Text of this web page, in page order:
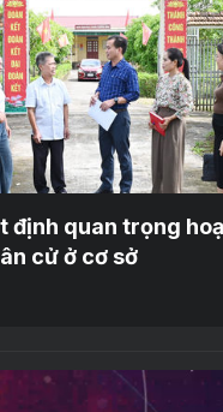
định quan trọng
cử ở cơ sở